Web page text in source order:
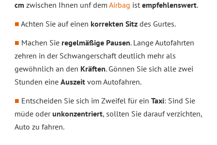
cm zwischen Ihnen unf dem Airbag ist empfehlenswert.
Achten Sie auf einen korrekten Sitz des Gurtes.
Machen Sie regelmäßige Pausen. Lange Autofahrten
zehren in der Schwangerschaft deutlich mehr als
gewöhnlich an den Kräften. Gönnen Sie sich alle zwei
Stunden eine Auszeit vom Autofahren.
Entscheiden Sie sich im Zweifel für ein Taxi: Sind Sie
müde oderunkonzentriert, sollten Sie darauf verzichten,
Auto zu fahren.